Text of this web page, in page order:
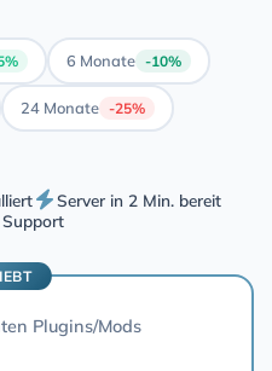
6 Monate -10%
24 Monate -25%
Server in 2 Min. bereit
Plugins/Mods